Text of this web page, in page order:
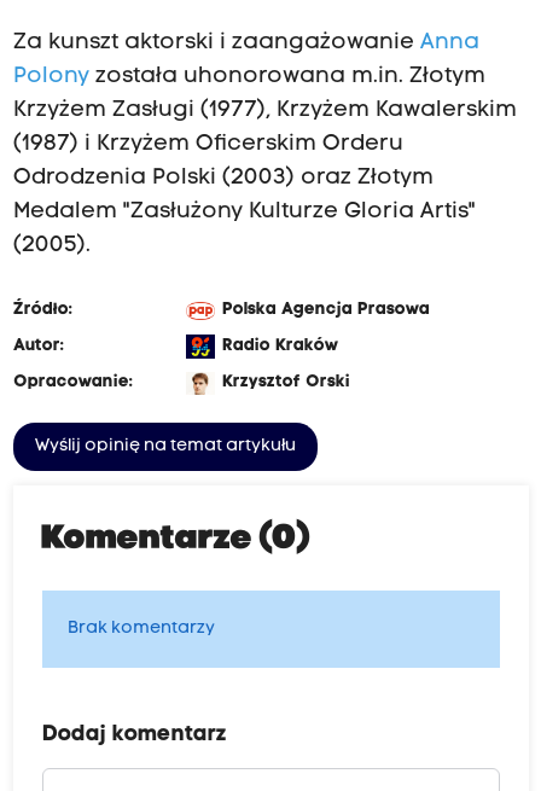
Za kunszt aktorski i zaangażowanie Anna
Polonyzostała uhonorowana m.in. Złotym
Krzyżem Zasługi (1977), Krzyżem Kawalerskim
(1987) i Krzyżem Oficerskim Orderu
Odrodzenia Polski (2003) oraz Złotym
Medalem "Zasłużony Kulturze Gloria Artis"
(2005).
Źródło:
Polska Agencja Prasowa
Autor:
Radio Kraków
Opracowanie:
Krzysztof Orski
Wyślij opinię na temat artykułu
Komentarze (0)
Brak komentarzy
Dodaj komentarz